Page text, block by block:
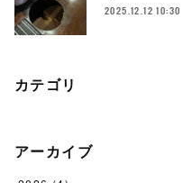
2025.12.12 10:30
カテゴリ
アーカイブ